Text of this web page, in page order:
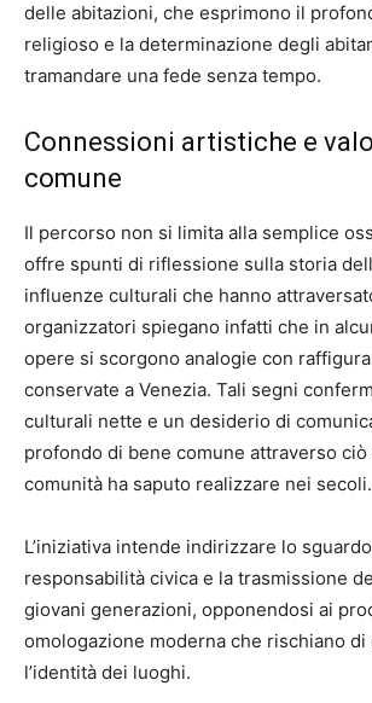
delle abitazioni, che esprimono il
religioso e la determinazione degli
tramandare una fede senza tempo.
Connessioni artistiche e
comune
Il percorso non si limita alla semplice
offre spunti di riflessione sulla storia
influenze culturali che hanno
organizzatori spiegano infatti che in
opere si scorgono analogie con
conservate a Venezia. Tali segni
culturali nette e un desiderio di
profondo di bene comune attraverso ciò
comunità ha saputo realizzare nei secoli.
L’iniziativa intende indirizzare lo
responsabilità civica e la trasmissione
giovani generazioni, opponendosi ai
omologazione moderna che rischiano di
l’identità dei luoghi.